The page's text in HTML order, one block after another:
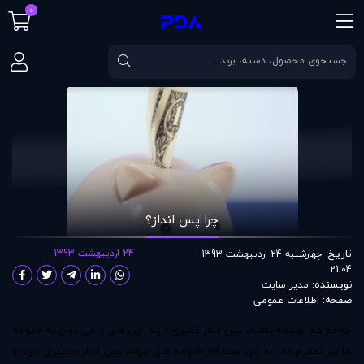
صفحه اصلی مقالات چرا پس انداز؟
چرا پس انداز؟
تاریخ:
چهارشنبه 24 اردیبهشت 1393 -
21:04
نویسنده: مدير سايت
صفحه: اطلاعات عمومی
24 اردیبهشت 1393
جوامع کم توسعه یافته، پس انداز کمتری دارند. این اصل را می توان به خانواده
ها نیز تعمیم داد. به این معنا که خانواده های مرفه، پس انداز بیشتری دارند و
0